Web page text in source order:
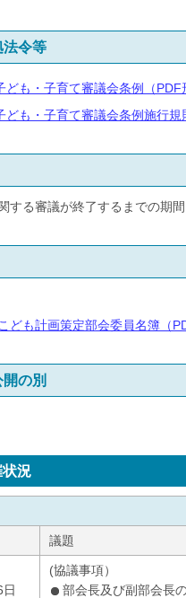
地域
法令等
ども・子育て審議会条例（PDF
ども・子育て審議会条例施行規
する審議が終了するまでの期間
ども計画策定部会委員名簿（
の別
況
議題
(協議事項）
部会長及び副部会長